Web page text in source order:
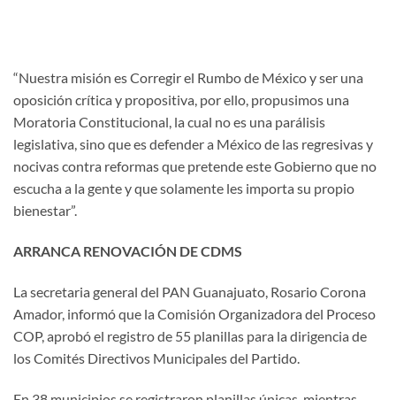
“Nuestra misión es Corregir el Rumbo de México y ser una
oposición crítica y propositiva, por ello, propusimos una
Moratoria Constitucional, la cual no es una parálisis
legislativa, sino que es defender a México de las regresivas y
nocivas contra reformas que pretende este Gobierno que no
escucha a la gente y que solamente les importa su propio
bienestar”.
ARRANCA RENOVACIÓN DE CDMS
La secretaria general del PAN Guanajuato, Rosario Corona
Amador, informó que la Comisión Organizadora del Proceso
COP, aprobó el registro de 55 planillas para la dirigencia de
los Comités Directivos Municipales del Partido.